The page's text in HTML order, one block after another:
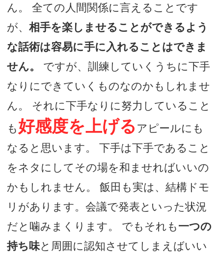
ん。 全ての人間関係に言えることです
が、 相手を楽しませることができるよう
な話術は容易に手に入れることはできま
せん。
ですが、訓練していくうちに下手
なりにできていくものなのかもしれませ
ん。 それに下手なりに努力していること
も 好感度を上げる アピールにも
なると思います。 下手は下手であること
をネタにしてその場を和ませればいいの
かもしれません。 飯田も実は、結構ドモ
リがあります。会議で発表といった状況
だと噛みまくります。 でもそれも 一つの
持ち味と周囲に認知させてしまえばいい